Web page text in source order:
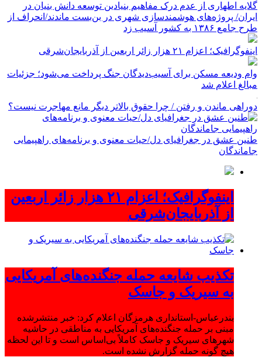
گلایه اطهاری از عدم درک مفاهیم بنیادین توسعه دانش بنیان در
ایران/ پروژه‌های هوشمندسازی شهری در بن‌بست ماندند/انحراف از
طرح جامع ۱۳۸۶ به کشور آسیب زد
اینفوگرافیک؛ اعزام ۲۱ هزار زائر اربعین از آذربایجان‌شرقی
وام ودیعه مسکن برای آسیب‌دیدگان جنگ پرداخت می‌شود؛ جزئیات
مبالغ اعلام شد
دوراهی ماندن و رفتن / چرا حقوق بالاتر دیگر مانع مهاجرت نیست؟
طنین عشق در جغرافیای دل/حیات معنوی و برنامه‌های راهپیمایی
جاماندگان
اینفوگرافیک؛ اعزام ۲۱ هزار زائر اربعین
از آذربایجان‌شرقی
تکذیب شایعه حمله جنگنده‌های آمریکایی
به سیریک و جاسک
بندرعباس-استانداری هرمزگان اعلام کرد: خبر منتشرشده
مبنی بر حمله جنگنده‌های آمریکایی به مناطقی در حاشیه
شهرهای سیریک و جاسک کاملاً بی‌اساس است و تا این لحظه
هیچ گونه حمله گزارش نشده است.